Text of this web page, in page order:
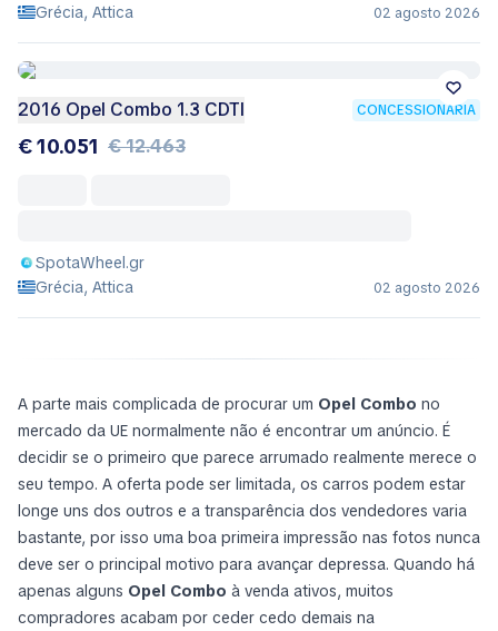
Grécia, Attica
02 agosto 2026
2016 Opel Combo 1.3 CDTI CONCESSIONÁRIA
€ 10.051 € 12.463
SpotaWheel.gr
Grécia, Attica
02 agosto 2026
A parte mais complicada de procurar um Opel Combo no
mercado da UE normalmente não é encontrar um anúncio. É
decidir se o primeiro que parece arrumado realmente merece o
seu tempo. A oferta pode ser limitada, os carros podem estar
longe uns dos outros e a transparência dos vendedores varia
bastante, por isso uma boa primeira impressão nas fotos nunca
deve ser o principal motivo para avançar depressa. Quando há
apenas alguns Opel Combo à venda ativos, muitos
compradores acabam por ceder cedo demais na